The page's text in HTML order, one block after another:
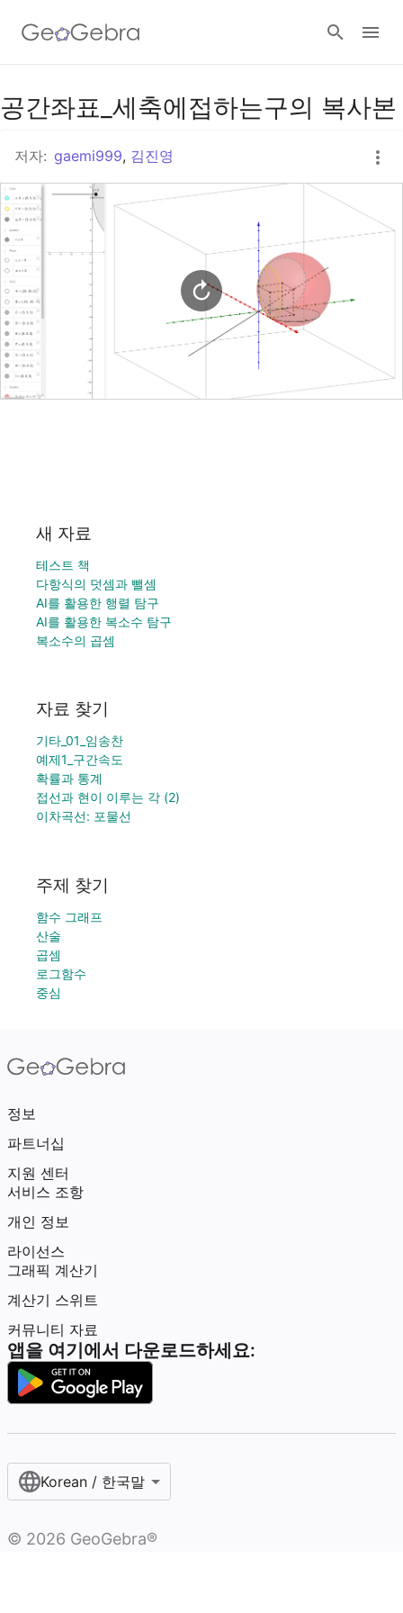
구글 클래스룸
지오지브라 클래스룸
공간좌표_세축에접하는구의 복사본
저자: gaemi999, 김진영
새 자료
테스트 책
다항식의 덧셈과 뺄셈
AI를 활용한 행렬 탐구
AI를 활용한 복소수 탐구
복소수의 곱셈
자료 찾기
기타_01_임송찬
예제1_구간속도
확률과 통계
접선과 현이 이루는 각 (2)
이차곡선: 포물선
주제 찾기
함수 그래프
산술
곱셈
로그함수
중심
정보
파트너십
지원 센터
서비스 조항
개인 정보
라이선스
그래픽 계산기
계산기 스위트
커뮤니티 자료
앱을 여기에서 다운로드하세요:
Korean / 한국말‎
© 2026 GeoGebra®